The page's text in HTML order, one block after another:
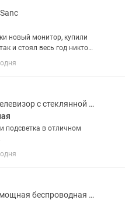
новый монитор, купили
и стоял весь год никто
В подарок новую
положим 🙌🏻большой
Sanc . Продам...
Продам телевизор с стеклянной подставкой.
подсветка в отличном
Колонка мощная беспроводная встроенная светомузыка высота 82см